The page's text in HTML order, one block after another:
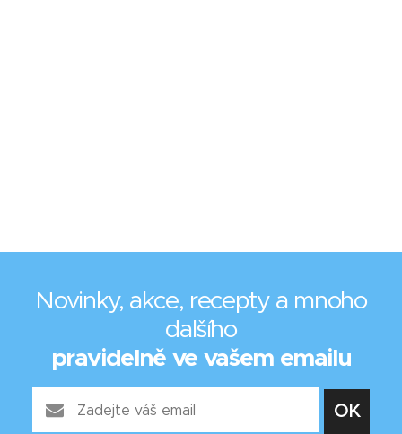
Novinky, akce, recepty a mnoho
dalšího
pravidelně ve vašem emailu